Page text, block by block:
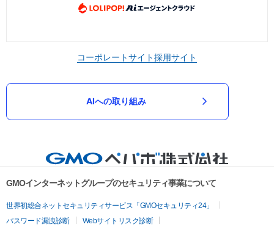
コーポレートサイト採用サイト
AIへの取り組み
GMOインターネットグループのセキュリティ事業について
世界初総合ネットセキュリティサービス「GMOセキュリティ24」
パスワード漏洩診断
Webサイトリスク診断